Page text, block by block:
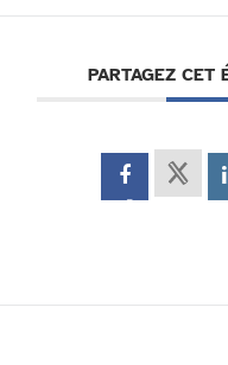
PARTAGEZ CET